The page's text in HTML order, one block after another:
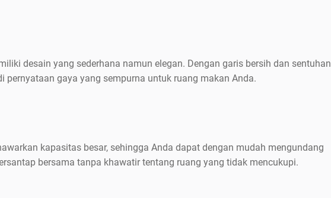
desain yang sederhana namun elegan. Dengan garis bersih dan sentuhan
pernyataan gaya yang sempurna untuk ruang makan Anda.
kapasitas besar, sehingga Anda dapat dengan mudah mengundang
bersama tanpa khawatir tentang ruang yang tidak mencukupi.